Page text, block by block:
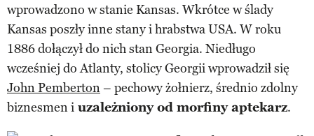
wprowadzono w stanie Kansas. Wkrótce w ślady
Kansas poszły inne stany i hrabstwa USA. W roku
1886 dołączył do nich stan Georgia. Niedługo
wcześniej do Atlanty, stolicy Georgii wprowadził się
John Pemberton– pechowy żołnierz, średnio zdolny
biznesmen i uzależniony od morfiny aptekarz.